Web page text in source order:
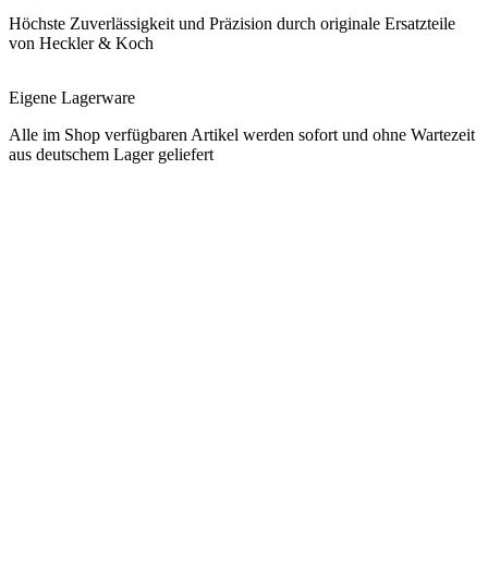
Höchste Zuverlässigkeit und Präzision durch originale Ersatzteile
von Heckler & Koch
Eigene Lagerware
Alle im Shop verfügbaren Artikel werden sofort und ohne Wartezeit
aus deutschem Lager geliefert